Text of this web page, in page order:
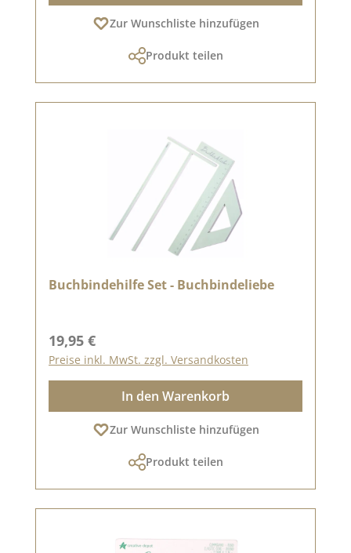
Zur Wunschliste hinzufügen
Produkt teilen
Buchbindehilfe Set - Buchbindeliebe
Regulärer Preis:
19,95 €
Preise inkl. MwSt. zzgl. Versandkosten
In den Warenkorb
Zur Wunschliste hinzufügen
Produkt teilen